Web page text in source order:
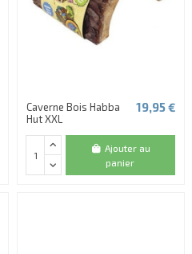
Caverne Bois Habba
Hut XXL
19,95 €
Ajouter au
panier